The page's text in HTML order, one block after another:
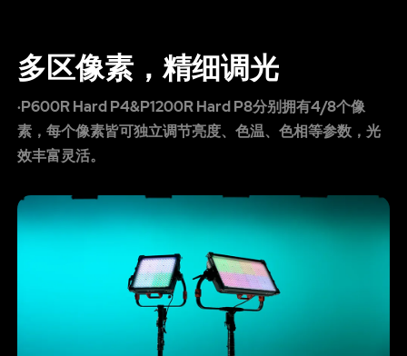
多区像素，精细调光
·P600R Hard P4&P1200R Hard P8分别拥有4/8个像
素，每个像素皆可独立调节亮度、色温、色相等参数，光
效丰富灵活。